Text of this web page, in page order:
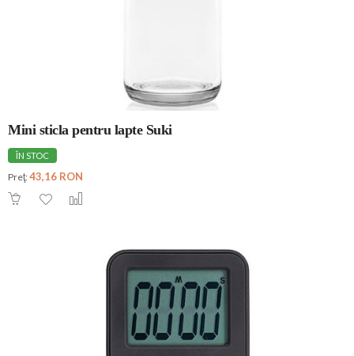
Mini sticla pentru lapte Suki
ÎN STOC
Preţ:43,16 RON